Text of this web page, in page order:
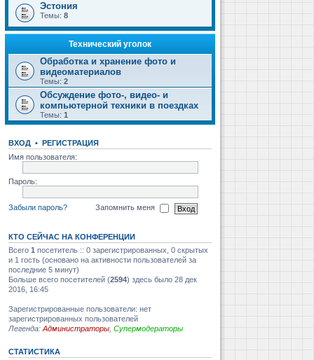
Эстония
Темы: 8
Технический уголок
Обработка и хранение фото и
видеоматериалов
Темы: 2
Обсуждение фото-, видео- и
компьютерной техники в поездках
Темы: 1
ВХОД • РЕГИСТРАЦИЯ
Имя пользователя:
Пароль:
Забыли пароль? Запомнить меня
КТО СЕЙЧАС НА КОНФЕРЕНЦИИ
Всего 1 посетитель :: 0 зарегистрированных, 0 скрытых
и 1 гость (основано на активности пользователей за
последние 5 минут)
Больше всего посетителей (2594) здесь было 28 дек
2016, 16:45
Зарегистрированные пользователи: нет
зарегистрированных пользователей
Легенда: Администраторы Супермодераторы
СТАТИСТИКА